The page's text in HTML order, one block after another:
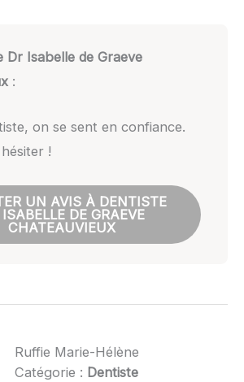
Dr Isabelle de Graeve
:
on se sent en confiance.
!
UN AVIS À DENTISTE
DE GRAEVE
CHATEAUVIEUX
Ruffie Marie-Hélène
Catégorie : Dentiste